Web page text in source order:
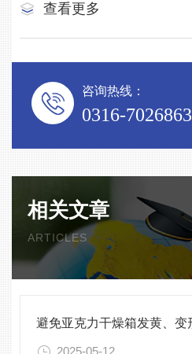
查看更多
咨询热线：
0316-7026863
相关文章
ARTICLES
2025-05-12